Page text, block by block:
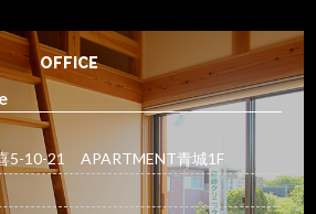
OFFICE
5-10-21 APARTMENT青城1F